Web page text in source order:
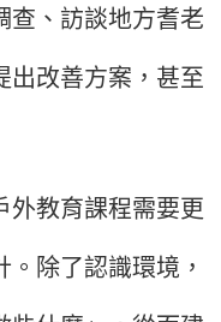
查、訪談地方耆老
出改善方案，甚至
教育課程需要更
除了認識環境，